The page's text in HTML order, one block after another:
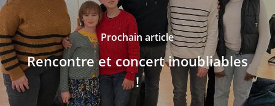
Prochain article
Rencontre et concert inoubliables
!